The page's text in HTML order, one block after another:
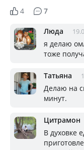
4 7
Люда
я делаю
тоже
Татьяна
Делаю на
минут.
Цитрамон
В духовке